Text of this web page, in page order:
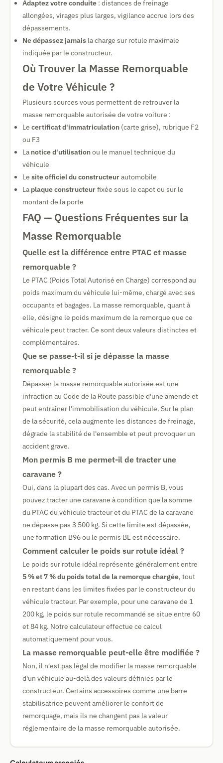
Adaptez votre conduite : distances de freinage
allongées, virages plus larges, vigilance accrue lors des
dépassements.
Ne dépassez jamais la charge sur rotule maximale
indiquée par le constructeur.
Où Trouver la Masse Remorquable
de Votre Véhicule ?
Plusieurs sources vous permettent de retrouver la
masse remorquable autorisée de votre voiture :
Le certificat d'immatriculation (carte grise), rubrique F2
ou F3
La notice d'utilisationou le manuel technique du
véhicule
Le site officiel du constructeurautomobile
La plaque constructeurfixée sous le capot ou sur le
montant de la porte
FAQ — Questions Fréquentes sur la
Masse Remorquable
Quelle est la différence entre PTAC et masse
remorquable ?
Le PTAC (Poids Total Autorisé en Charge) correspond au
poids maximum du véhicule lui-même, chargé avec ses
occupants et bagages. La masse remorquable, quant à
elle, désigne le poids maximum de la remorque que ce
véhicule peut tracter. Ce sont deux valeurs distinctes et
complémentaires.
Que se passe-t-il si je dépasse la masse
remorquable ?
Dépasser la masse remorquable autorisée est une
infraction au Code de la Route passible d'une amende et
peut entraîner l'immobilisation du véhicule. Sur le plan
de la sécurité, cela augmente les distances de freinage,
dégrade la stabilité de l'ensemble et peut provoquer un
accident grave.
Mon permis B me permet-il de tracter une
caravane ?
Oui, dans la plupart des cas. Avec un permis B, vous
pouvez tracter une caravane à condition que la somme
du PTAC du véhicule tracteur et du PTAC de la caravane
ne dépasse pas 3 500 kg. Si cette limite est dépassée,
une formation B96 ou le permis BE est nécessaire.
Comment calculer le poids sur rotule idéal ?
Le poids sur rotule idéal représente généralement entre
5 % et 7 % du poids total de la remorque chargée, tout
en restant dans les limites fixées par le constructeur du
véhicule tracteur. Par exemple, pour une caravane de 1
200 kg, le poids sur rotule recommandé se situe entre 60
et 84 kg. Notre calculateur effectue ce calcul
automatiquement pour vous.
La masse remorquable peut-elle être modifiée ?
Non, il n'est pas légal de modifier la masse remorquable
d'un véhicule au-delà des valeurs définies par le
constructeur. Certains accessoires comme une barre
stabilisatrice peuvent améliorer le confort de
remorquage, mais ils ne changent pas la valeur
réglementaire de la masse remorquable autorisée.